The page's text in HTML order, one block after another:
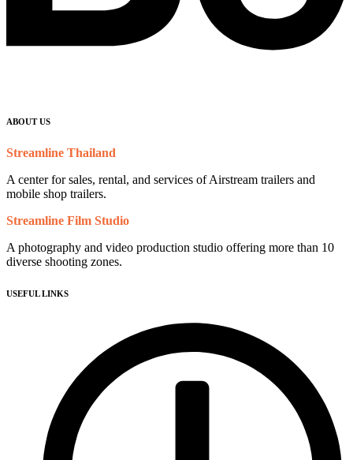
ABOUT US
Streamline Thailand
A center for sales, rental, and services of Airstream trailers and
mobile shop trailers.
Streamline Film Studio
A photography and video production studio offering more than 10
diverse shooting zones.
USEFUL LINKS